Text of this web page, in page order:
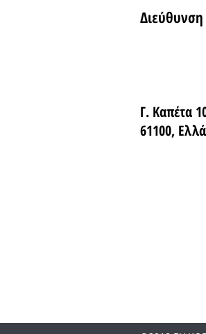
Διεύθυνση
Γ. Καπέτα
61100,